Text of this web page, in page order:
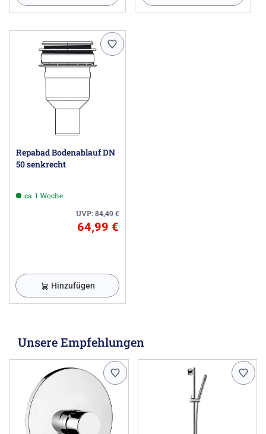
Repabad Bodenablauf DN
50 senkrecht
ca. 1 Woche
UVP:84,49€
64,99 €
Hinzufügen
Unsere Empfehlungen